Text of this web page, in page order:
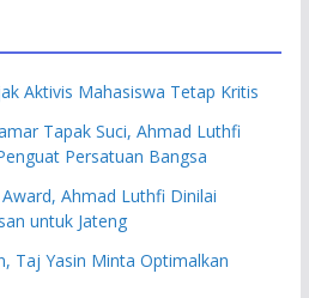
Aktivis Mahasiswa Tetap Kritis
Tapak Suci, Ahmad Luthfi
Persatuan Bangsa
Ahmad Luthfi Dinilai
untuk Jateng
Taj Yasin Minta Optimalkan